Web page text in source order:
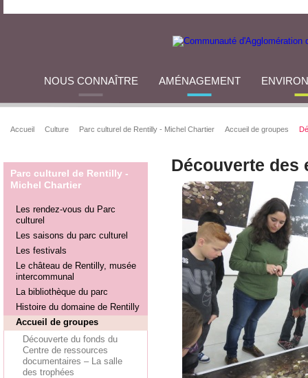
NOUS CONNAÎTRE AMÉNAGEMENT
Accueil Culture Parc culturel de Rentilly - Michel Chartier Accueil de groupes
Parc culturel de Rentilly -
Michel Chartier
Les rendez-vous du Parc
culturel
Les saisons du parc culturel
Les festivals
Le château de Rentilly, musée
intercommunal
La bibliothèque du parc
Histoire du domaine de Rentilly
Accueil de groupes
Découverte du fonds du
Centre de ressources
documentaires – La salle
des trophées
Découverte des